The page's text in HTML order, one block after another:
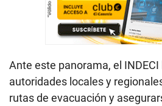
Ante este panorama, el
autoridades locales y
rutas de evacuación y